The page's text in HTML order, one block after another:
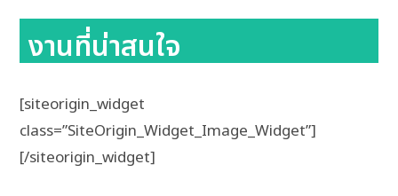
งานที่น่าสนใจ
[siteorigin_widget
class=”SiteOrigin_Widget_Image_Widget”]
[/siteorigin_widget]